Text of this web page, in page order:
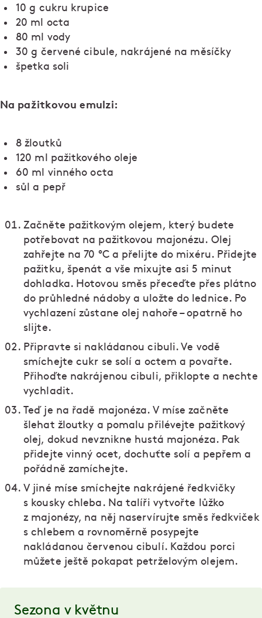
10 g cukru krupice
20 ml octa
80 ml vody
30 g červené cibule, nakrájené na měsíčky
špetka soli
Na pažitkovou emulzi:
8 žloutků
120 ml pažitkového oleje
60 ml vinného octa
sůl a pepř
Začněte pažitkovým olejem, který budete
potřebovat na pažitkovou majonézu. Olej
zahřejte na 70 °C a přelijte do mixéru. Přidejte
pažitku, špenát a vše mixujte asi 5 minut
dohladka. Hotovou směs přeceďte přes plátno
do průhledné nádoby a uložte do lednice. Po
vychlazení zůstane olej nahoře – opatrně ho
slijte.
Připravte si nakládanou cibuli. Ve vodě
smíchejte cukr se solí a octem a povařte.
Přihoďte nakrájenou cibuli, přiklopte a nechte
vychladit.
Teď je na řadě majonéza. V míse začněte
šlehat žloutky a pomalu přilévejte pažitkový
olej, dokud nevznikne hustá majonéza. Pak
přidejte vinný ocet, dochuťte solí a pepřem a
pořádně zamíchejte.
V jiné míse smíchejte nakrájené ředkvičky
s kousky chleba. Na talíři vytvořte lůžko
z majonézy, na něj naservírujte směs ředkviček
s chlebem a rovnoměrně posypejte
nakládanou červenou cibulí. Každou porci
můžete ještě pokapat petrželovým olejem.
Sezona v květnu